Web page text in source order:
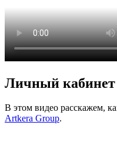
Личный
В этом видео расскажем,
Artkera Group.